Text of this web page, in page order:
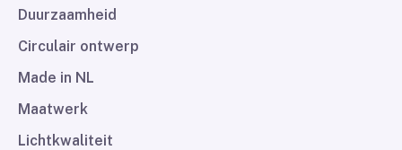
Duurzaamheid
Circulair ontwerp
Made in NL
Maatwerk
Lichtkwaliteit